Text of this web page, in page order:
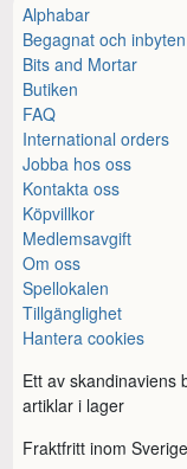
Alphabar
Begagnat och inbyten
Bits and Mortar
Butiken
FAQ
International orders
Jobba hos oss
Kontakta oss
Köpvillkor
Medlemsavgift
Om oss
Spellokalen
Tillgänglighet
Hantera cookies
Ett av skandinaviens
artiklar i lager
Fraktfritt inom